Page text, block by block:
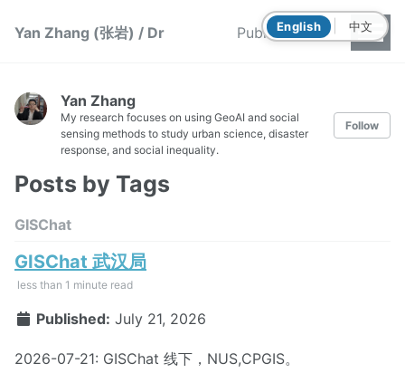
Yan Zhang (张岩) / Dr Publications
English 中文
Yan Zhang
My research focuses on using GeoAI and social
sensing methods to study urban science, disaster
response, and social inequality.
Follow
Posts by Tags
GISChat
GISChat 武汉局
less than 1 minute read
Published: July 21, 2026
2026-07-21: GISChat 线下，NUS,CPGIS。